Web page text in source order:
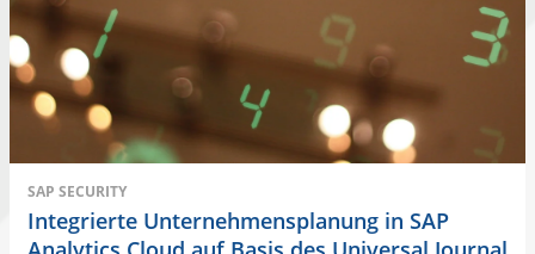
SAP SECURITY
Integrierte Unternehmensplanung in SAP